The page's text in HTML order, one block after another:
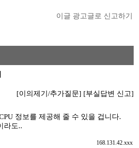
이글 광고글로 신고하기
[이의제기/추가질문] [부실답변 신고]
정보를 제공해 줄 수 있을 겁니다.
라도..
168.131.42.xxx